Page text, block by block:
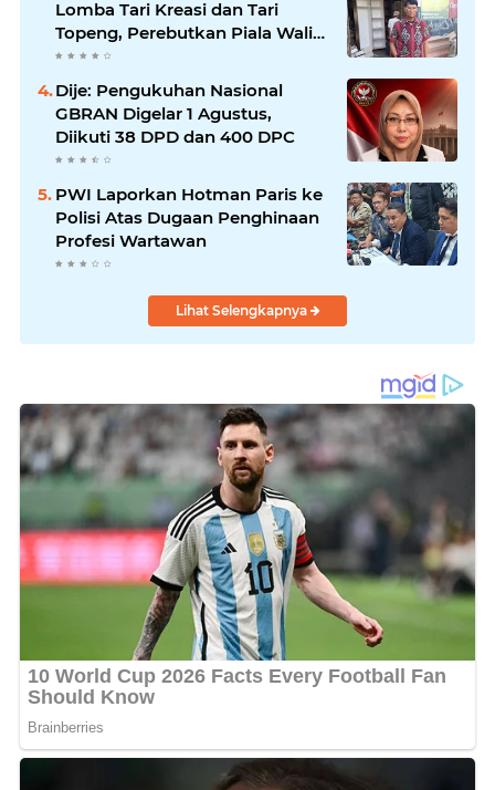
Lomba Tari Kreasi dan Tari
Topeng, Perebutkan Piala Wali
Kota
Dije: Pengukuhan Nasional
GBRAN Digelar 1 Agustus,
Diikuti 38 DPD dan 400 DPC
PWI Laporkan Hotman Paris ke
Polisi Atas Dugaan Penghinaan
Profesi Wartawan
Lihat Selengkapnya